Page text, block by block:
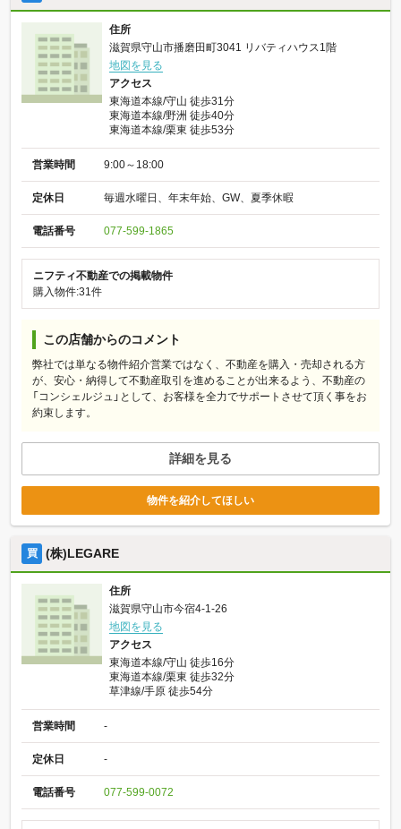
住所
滋賀県守山市播磨田町3041 リバティハウス1階
地図を見る
アクセス
東海道本線/守山 徒歩31分
東海道本線/野洲 徒歩40分
東海道本線/栗東 徒歩53分
営業時間 9:00～18:00
定休日 毎週水曜日、年末年始、GW、夏季休暇
電話番号 077-599-1865
ニフティ不動産での掲載物件
購入物件:31件
この店舗からのコメント
弊社では単なる物件紹介営業ではなく、不動産を購入・売却される方
が、安心・納得して不動産取引を進めることが出来るよう、不動産の
「コンシェルジュ」として、お客様を全力でサポートさせて頂く事をお
約束します。
詳細を見る
物件を紹介してほしい
買 (株)LEGARE
住所
滋賀県守山市今宿4-1-26
地図を見る
アクセス
東海道本線/守山 徒歩16分
東海道本線/栗東 徒歩32分
草津線/手原 徒歩54分
営業時間 -
定休日 -
電話番号 077-599-0072